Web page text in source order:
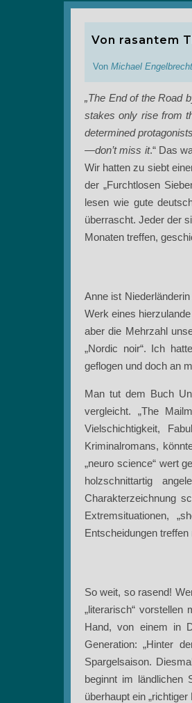
Von rasantem
Von Michael Engelbrecht
„The End of the Road
stakes only rise from
determined
—don’t miss it.“ Das
Wir hatten zu siebt
der „Furchtlosen
lesen wie gute
überrascht. Jeder der
Monaten treffen,
Anne ist
Werk eines
aber die Mehrzahl
„Nordic noir“. Ich
geflogen und doch an
Man tut dem Buch
vergleicht. „The
Vielschichtigkeit,
Kriminalromans,
„neuro science“ wert
holzschnittartig
Charakterzeichnung
Extremsituationen,
Entscheidungen
So weit, so rasend!
„literarisch“
Hand, von einem in
Generation: „Hinter
Spargelsaison.
beginnt im ländlichen
überhaupt ein